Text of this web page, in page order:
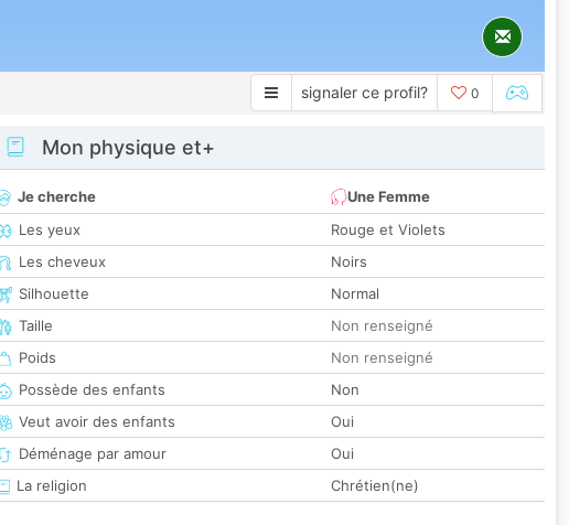
signaler ce profil? 0
Mon physique et+
Je cherche
Une Femme
Les yeux
Rouge et Violets
Les cheveux
Noirs
Silhouette
Normal
Taille
Non renseigné
Poids
Non renseigné
Possède des enfants
Non
Veut avoir des enfants
Oui
Déménage par amour
Oui
La religion
Chrétien(ne)